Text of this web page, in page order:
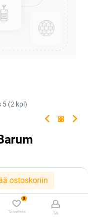
ostoskoriin
0
Toivelista Tili
5 (2 kpl)